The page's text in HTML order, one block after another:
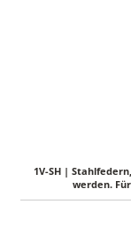
1V-SH |
werden.